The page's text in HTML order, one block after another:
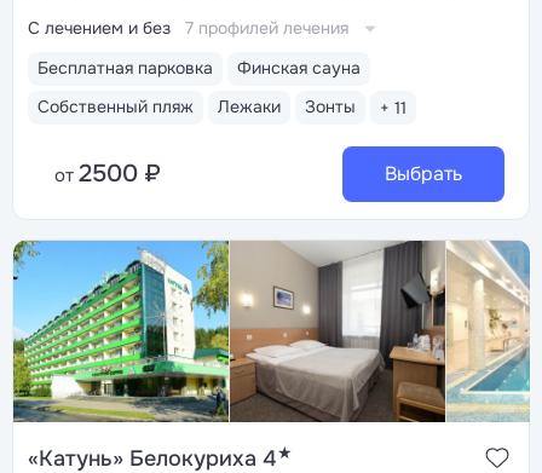
небом — атмосферное место, где проводятся концерты,
театральные выступления и дискотеки
песчаный пляж с летним кафе, игровыми площадками,
комфортными лежаками, навесами, кабинками
210 кв. м. с безопасной зоной для детей и зоной отдыха
с шезлонгами. Проводится аквааэробика и лечебное
Бесплатная парковка
Финская сауна
Собственный пляж
Лежаки Зонты + 11
С лечением и без 7 профилей лечения
от 2500 ₽ Выбрать
«Катунь» Белокуриха 4★